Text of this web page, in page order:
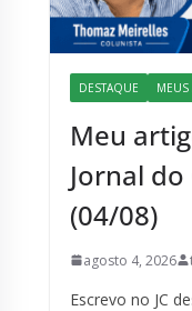
DESTAQUE MEUS
Meu
Jornal
(04/08)
agosto 4, 2026
Escrevo no JC